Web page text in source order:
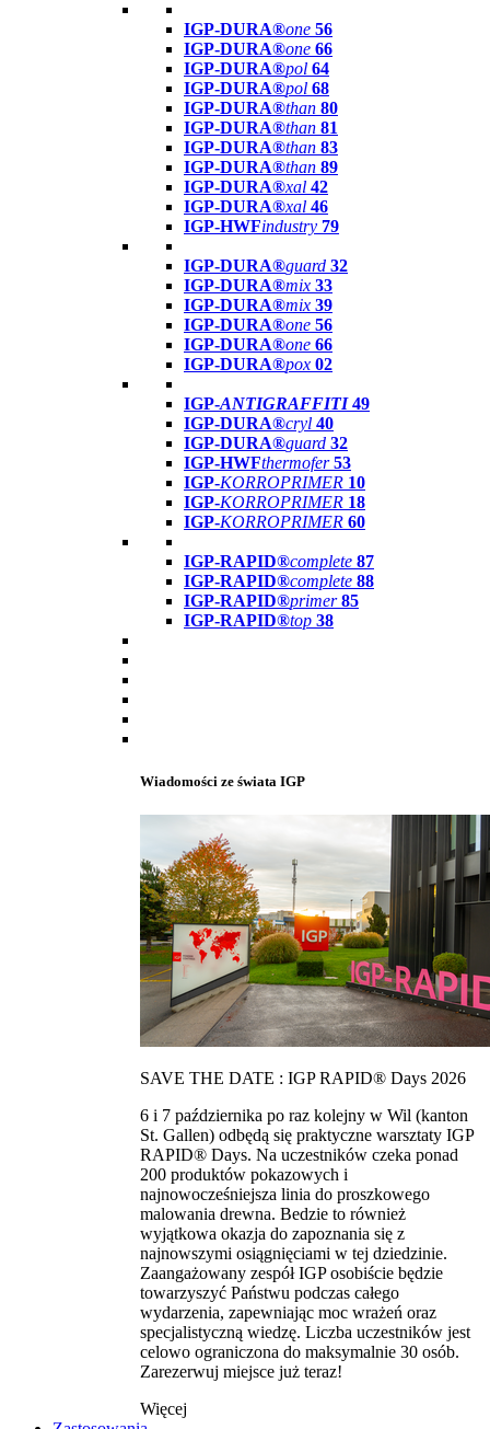
IGP-DURA®one 56
IGP-DURA®one 66
IGP-DURA®pol 64
IGP-DURA®pol 68
IGP-DURA®than 80
IGP-DURA®than 81
IGP-DURA®than 83
IGP-DURA®than 89
IGP-DURA®xal 42
IGP-DURA®xal 46
IGP-HWFindustry 79
IGP-DURA®guard 32
IGP-DURA®mix 33
IGP-DURA®mix 39
IGP-DURA®one 56
IGP-DURA®one 66
IGP-DURA®pox 02
IGP-ANTIGRAFFITI49
IGP-DURA®cryl 40
IGP-DURA®guard 32
IGP-HWFthermofer 53
IGP-KORROPRIMER 10
IGP-KORROPRIMER 18
IGP-KORROPRIMER 60
IGP-RAPID®complete 87
IGP-RAPID®complete 88
IGP-RAPID®primer 85
IGP-RAPID®top 38
Wiadomości ze świata IGP
SAVE THE DATE : IGP RAPID® Days 2026
6 i 7 października po raz kolejny w Wil (kanton
St. Gallen) odbędą się praktyczne warsztaty IGP
RAPID® Days. Na uczestników czeka ponad
200 produktów pokazowych i
najnowocześniejsza linia do proszkowego
malowania drewna. Bedzie to również
wyjątkowa okazja do zapoznania się z
najnowszymi osiągnięciami w tej dziedzinie.
Zaangażowany zespół IGP osobiście będzie
towarzyszyć Państwu podczas całego
wydarzenia, zapewniając moc wrażeń oraz
specjalistyczną wiedzę. Liczba uczestników jest
celowo ograniczona do maksymalnie 30 osób.
Zarezerwuj miejsce już teraz!
Więcej